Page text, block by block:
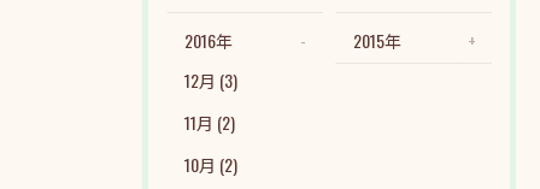
2016年
12月 (3)
11月 (2)
10月 (2)
2015年